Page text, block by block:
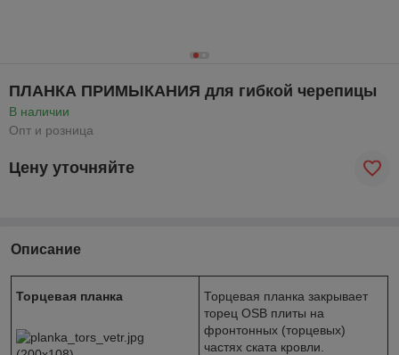
ПЛАНКА ПРИМЫКАНИЯ для гибкой черепицы
В наличии
Опт и розница
Цену уточняйте
Описание
Торцевая планка
Торцевая планка закрывает
торец OSB плиты на
фронтонных (торцевых)
частях ската кровли.